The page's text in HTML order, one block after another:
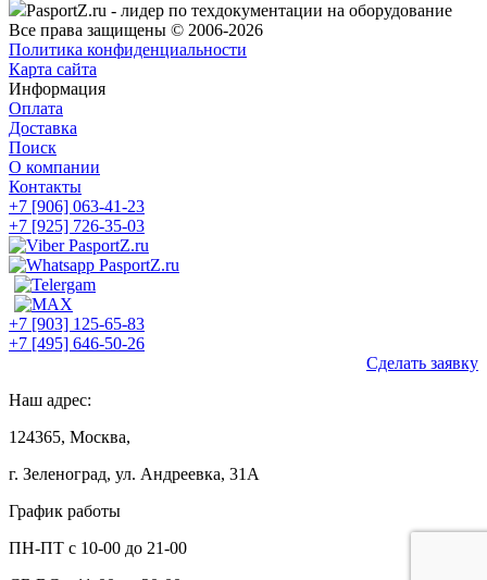
PasportZ.ru - лидер по техдокументации на оборудование
Все права защищены © 2006-2026
Политика конфиденциальности
Карта сайта
Информация
Оплата
Доставка
Поиск
О компании
Контакты
+7 [906] 063-41-23
+7 [925] 726-35-03
+7 [903] 125-65-83
+7 [495] 646-50-26
Сделать заявку
Наш адрес:
124365, Москва,
г. Зеленоград, ул. Андреевка, 31А
График работы
ПН-ПТ с 10-00 до 21-00